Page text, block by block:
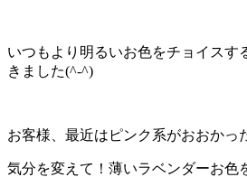
いつもより明るいお色をチョイスす
きました(^-^)
お客様、最近はピンク系がおおかっ
気分を変えて！薄いラベンダーお色